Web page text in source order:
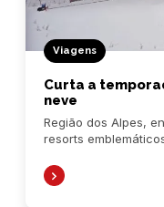
Viagens
Curta a
neve
Região dos Alpes,
resorts